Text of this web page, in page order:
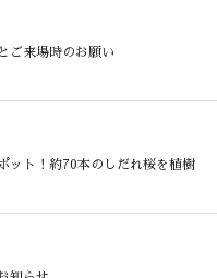
ご来場時のお願い
ット！約70本のしだれ桜を植樹